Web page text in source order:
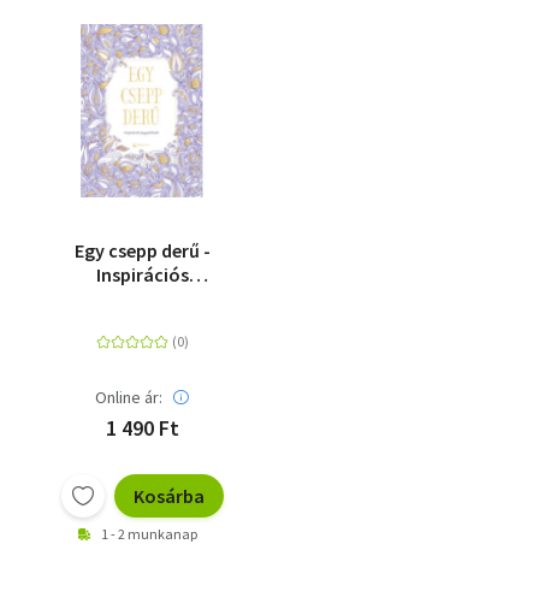
Egy csepp derű -
Inspirációs
Online ár:
1 490 Ft
Kosárba
1 - 2 munkanap